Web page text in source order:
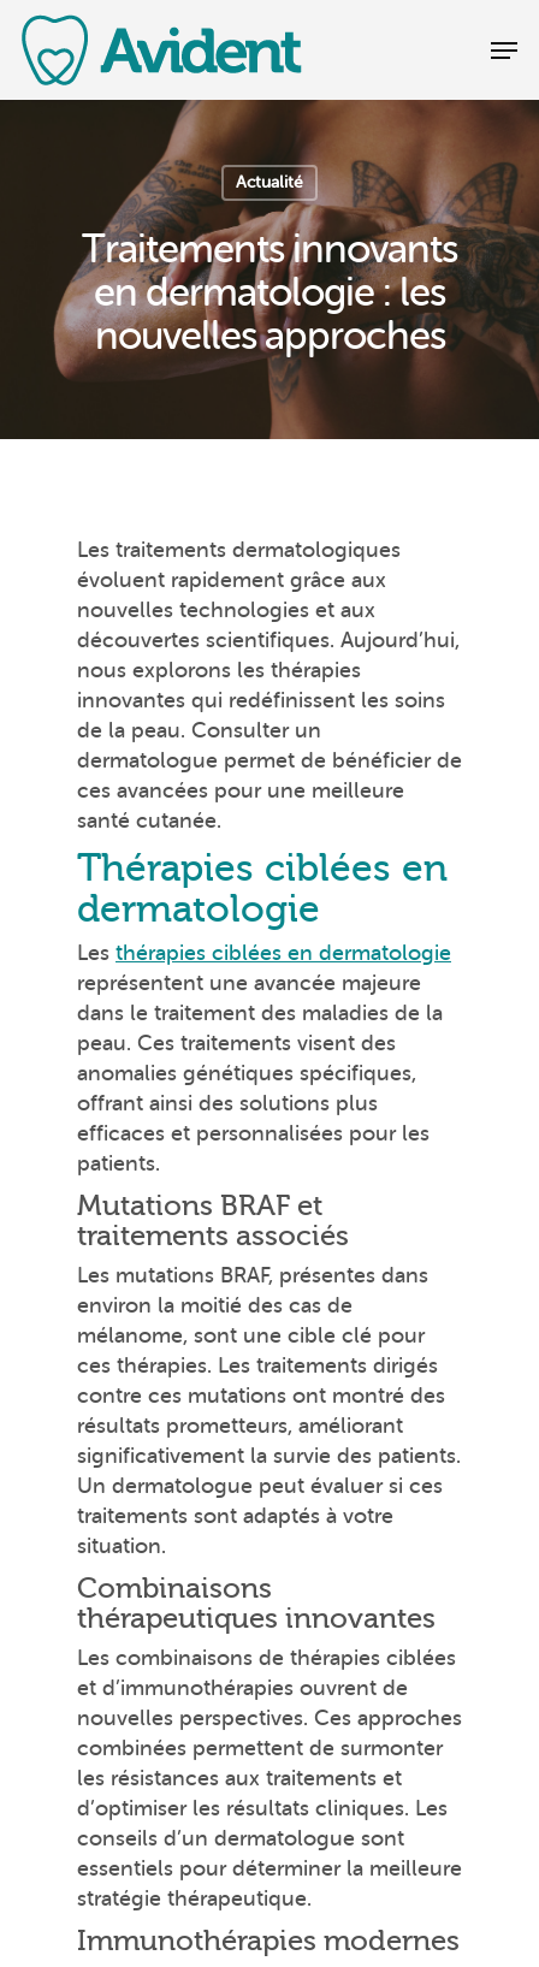
Actualité
Traitements innovants
en dermatologie : les
nouvelles approches
Les traitements dermatologiques
évoluent rapidement grâce aux
nouvelles technologies et aux
découvertes scientifiques. Aujourd’hui,
nous explorons les thérapies
innovantes qui redéfinissent les soins
de la peau. Consulter un
dermatologue permet de bénéficier de
ces avancées pour une meilleure
santé cutanée.
Thérapies ciblées en
dermatologie
Les thérapies ciblées en dermatologie
représentent une avancée majeure
dans le traitement des maladies de la
peau. Ces traitements visent des
anomalies génétiques spécifiques,
offrant ainsi des solutions plus
efficaces et personnalisées pour les
patients.
Mutations BRAF et
traitements associés
Les mutations BRAF, présentes dans
environ la moitié des cas de
mélanome, sont une cible clé pour
ces thérapies. Les traitements dirigés
contre ces mutations ont montré des
résultats prometteurs, améliorant
significativement la survie des patients.
Un dermatologue peut évaluer si ces
traitements sont adaptés à votre
situation.
Combinaisons
thérapeutiques innovantes
Les combinaisons de thérapies ciblées
et d’immunothérapies ouvrent de
nouvelles perspectives. Ces approches
combinées permettent de surmonter
les résistances aux traitements et
d’optimiser les résultats cliniques. Les
conseils d’un dermatologue sont
essentiels pour déterminer la meilleure
stratégie thérapeutique.
Immunothérapies modernes